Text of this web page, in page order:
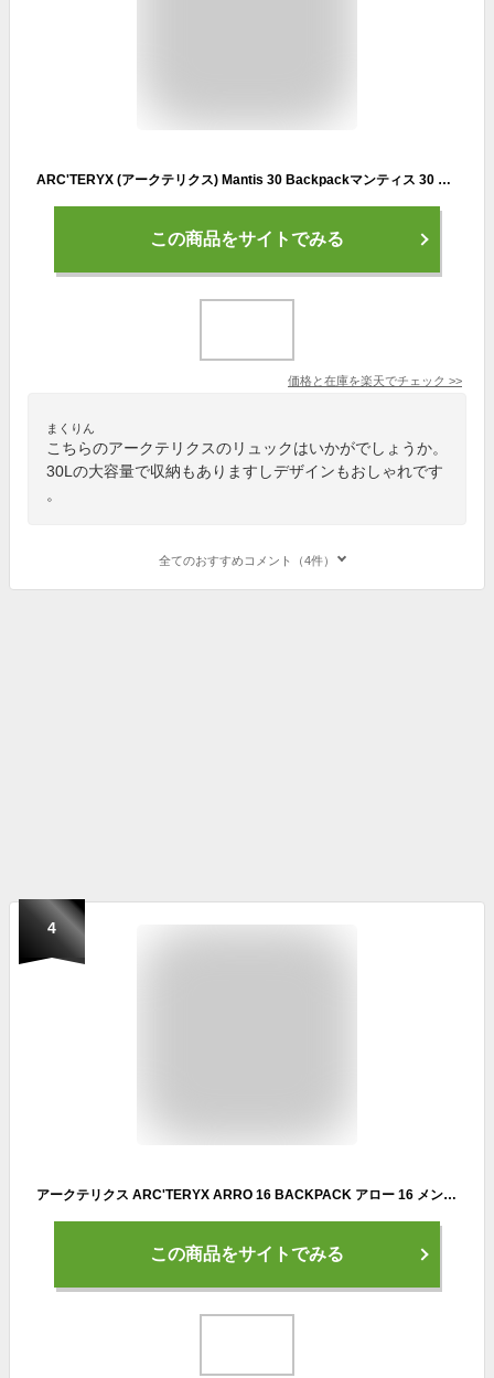
ARC'TERYX (アークテリクス) Mantis 30 Backpackマンティス 30 バックパック
この商品をサイトでみる
価格と在庫を楽天でチェック >>
まくりん
こちらのアークテリクスのリュックはいかがでしょうか。
30Lの大容量で収納もありますしデザインもおしゃれです
。
全てのおすすめコメント（4件）
4
アークテリクス ARC'TERYX ARRO 16 BACKPACK アロー 16 メンズ レディース バックパック 24018
この商品をサイトでみる